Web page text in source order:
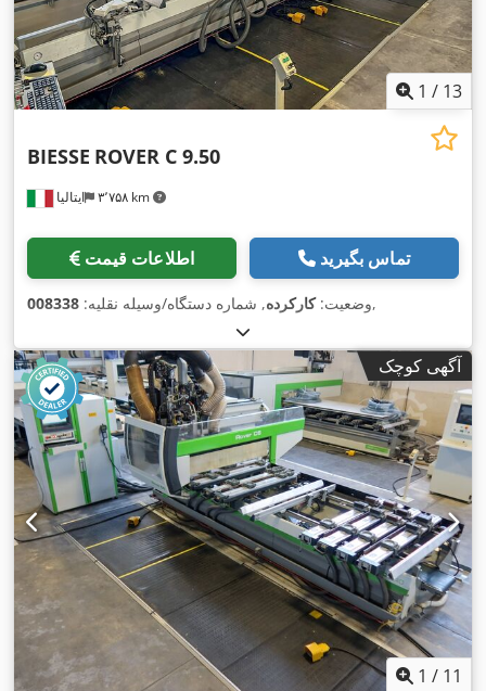
1 / 13
ایتالیا ۳٬۷۵۸ km
BIESSE ROVER C 9.50
اطلاعات قیمت تماس بگیرید
وضعیت:کارکرده, شماره دستگاه/وسیله نقلیه: 008338 ,
آگهی کوچک
1 / 11